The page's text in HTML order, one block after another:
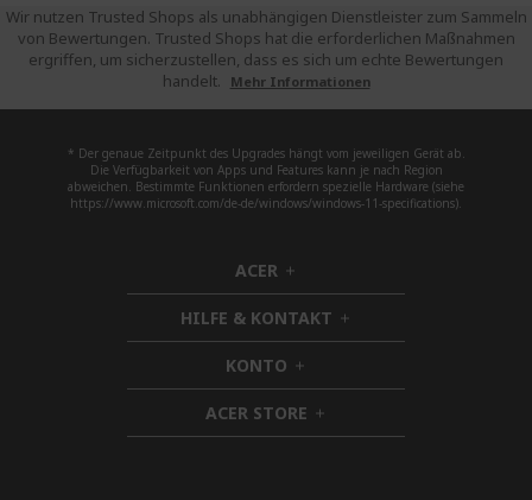
Wir nutzen Trusted Shops als unabhängigen Dienstleister zum Sammeln
von Bewertungen. Trusted Shops hat die erforderlichen Maßnahmen
ergriffen, um sicherzustellen, dass es sich um echte Bewertungen
handelt.
Mehr Informationen
* Der genaue Zeitpunkt des Upgrades hängt vom jeweiligen Gerät ab.
Die Verfügbarkeit von Apps und Features kann je nach Region
abweichen. Bestimmte Funktionen erfordern spezielle Hardware (siehe
https://www.microsoft.com/de-de/windows/windows-11-specifications).
ACER h
i
d
d
e
n
HILFE & KONTAKT h
i
d
n
KONTO h
i
d
d
ACER STORE h
i